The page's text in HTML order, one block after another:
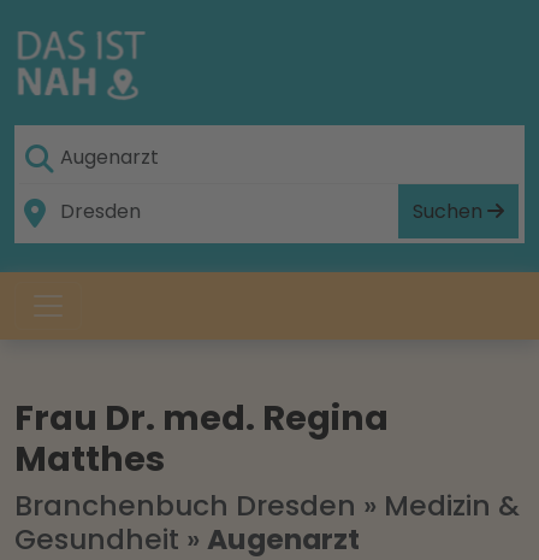
Suchen
Frau Dr. med. Regina
Matthes
Branchenbuch Dresden » Medizin &
Gesundheit » Augenarzt